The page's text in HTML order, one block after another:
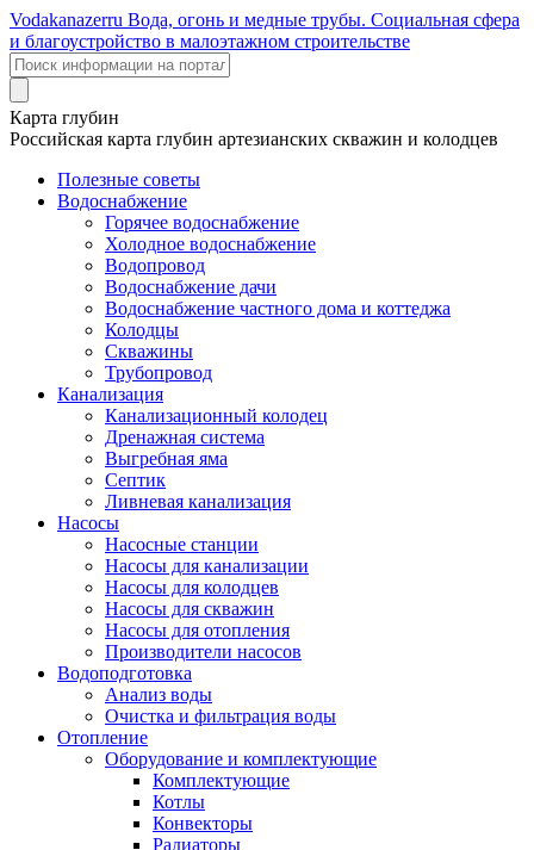
Vodakanazerru Вода, огонь и медные трубы. Социальная сфера
и благоустройство в малоэтажном строительстве
Карта глубин
Российская карта глубин артезианских скважин и колодцев
Полезные советы
Водоснабжение
Горячее водоснабжение
Холодное водоснабжение
Водопровод
Водоснабжение дачи
Водоснабжение частного дома и коттеджа
Колодцы
Скважины
Трубопровод
Канализация
Канализационный колодец
Дренажная система
Выгребная яма
Септик
Ливневая канализация
Насосы
Насосные станции
Насосы для канализации
Насосы для колодцев
Насосы для скважин
Насосы для отопления
Производители насосов
Водоподготовка
Анализ воды
Очистка и фильтрация воды
Отопление
Оборудование и комплектующие
Комплектующие
Котлы
Конвекторы
Радиаторы